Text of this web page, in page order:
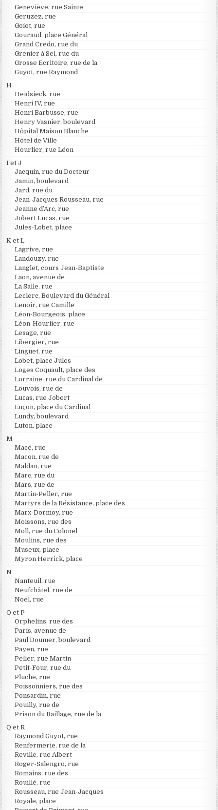
Geneviève, rue Sainte
Geruzez, rue
Goïot, rue
Gouraud, place Général
Grand Credo, rue du
Grenier à Sel, rue du
Grosse Ecritoire, rue de la
Guyot, rue Raymond
H
Heidsieck, rue
Henri IV, rue
Henri Barbusse, rue
Henry Vasnier, boulevard
Hôpital Maison Blanche
Hôtel de Ville
Hourlier, rue Léon
I et J
Jacquin, rue du Docteur
Jamin, boulevard
Jard, rue du
Jean-Jacques Rousseau, rue
Jeanne d’Arc, rue
Jobert Lucas, rue
Jules-Lobet, place
K et L
Lagrive, rue
Landouzy, rue
Langlet, cours Jean-Baptiste
Laon, avenue de
La Salle, rue
Leclerc, Boulevard du Général
Lenoir, rue Camille
Léon-Bourgeois, place
Léon-Hourlier, rue
Lesage, rue
Libergier, rue
Linguet, rue
Lobet, place Jules
Loges Coquault, place des
Lorraine, rue du Cardinal de
Louvois, rue de
Lucas, rue Jobert
Luçon, place du Cardinal
Lundy, boulevard
Luton, place
M
Macé, rue
Macon, rue de
Maldan, rue
Marc, rue du
Mars, rue de
Martin-Peller, rue
Martyrs de la Résistance, place des
Marx-Dormoy, rue
Moissons, rue des
Moll, rue du Colonel
Moulins, rue des
Museux, place
Myron Herrick, place
N
Nanteuil, rue
Neufchâtel, rue de
Noël, rue
O et P
Orphelins, rue des
Paris, avenue de
Paul Doumer, boulevard
Payen, rue
Peller, rue Martin
Petit-Four, rue du
Pluche, rue
Poissonniers, rue des
Ponsardin, rue
Pouilly, rue de
Prison du Baillage, rue de la
Q et R
Raymond Guyot, rue
Renfermerie, rue de la
Reville, rue Albert
Roger-Salengro, rue
Romains, rue des
Rouillé, rue
Rousseau, rue Jean-Jacques
Royale, place